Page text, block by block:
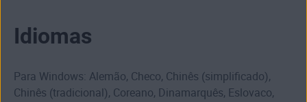
Idiomas
Para Windows: Alemão, Checo, Chinês (simplificado),
Chinês (tradicional), Coreano, Dinamarquês, Eslovaco,